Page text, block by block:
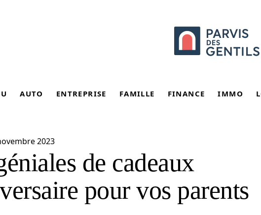
AUTO ENTREPRISE FAMILLE FINANCE IMMO
2023
de cadeaux
pour vos parents